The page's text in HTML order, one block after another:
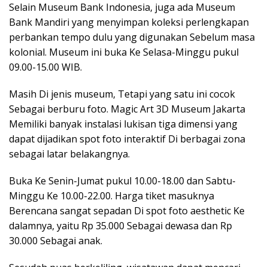
Selain Museum Bank Indonesia, juga ada Museum
Bank Mandiri yang menyimpan koleksi perlengkapan
perbankan tempo dulu yang digunakan Sebelum masa
kolonial. Museum ini buka Ke Selasa-Minggu pukul
09.00-15.00 WIB.
Masih Di jenis museum, Tetapi yang satu ini cocok
Sebagai berburu foto. Magic Art 3D Museum Jakarta
Memiliki banyak instalasi lukisan tiga dimensi yang
dapat dijadikan spot foto interaktif Di berbagai zona
sebagai latar belakangnya.
Buka Ke Senin-Jumat pukul 10.00-18.00 dan Sabtu-
Minggu Ke 10.00-22.00. Harga tiket masuknya
Berencana sangat sepadan Di spot foto aesthetic Ke
dalamnya, yaitu Rp 35.000 Sebagai dewasa dan Rp
30.000 Sebagai anak.